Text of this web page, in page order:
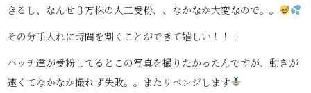
きるし、なんせ３万株の人工受粉、、なかなか大変なので。。
その分手入れに時間を割くことができて嬉しい！！！
ハッチ達が受粉してるとこの写真を撮りたかったんですが、動きが
速くてなかなか撮れず失敗。。またリベンジします